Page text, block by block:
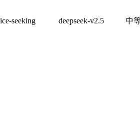
seeking deepseek-v2.5 中